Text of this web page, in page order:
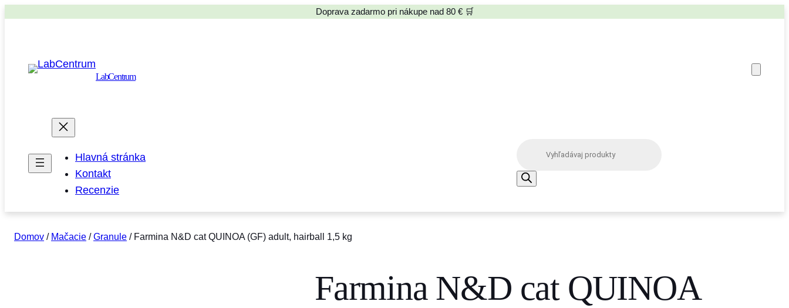
Doprava zadarmo pri nákupe nad 80 € 🛒
LabCentrum
Hlavná stránka
Kontakt
Recenzie
o
u
e
Domov / Mačacie /Granule / Farmina N&D cat QUINOA (GF) adult, hairball 1,5 kg
Farmina N&D cat QUINOA